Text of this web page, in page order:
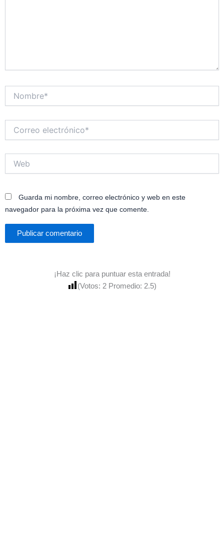
electrónico*
Guarda mi nombre, correo electrónico y web en este
navegador para la próxima vez que comente.
¡Haz clic para puntuar esta entrada!
(Votos: 2 Promedio: 2.5)